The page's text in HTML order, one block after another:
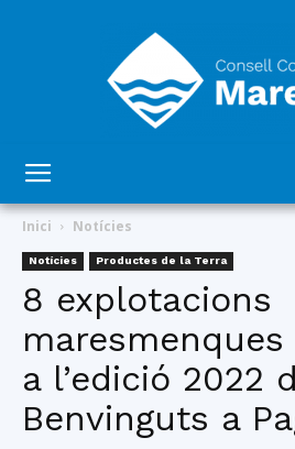
del
Inici Notícies
Notícies Productes de la Terra
8 explotacions
a l’edició 2022
Benvinguts a